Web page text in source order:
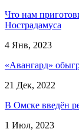
Что нам
Нострадамуса
4 Янв, 2023
«Авангард»
21 Дек, 2022
В Омске введён
1 Июл, 2023